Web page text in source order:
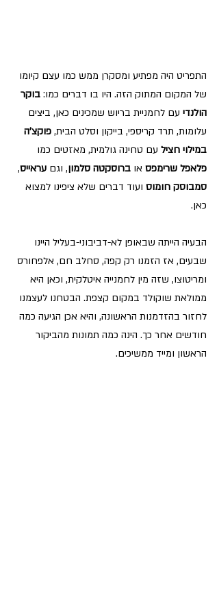
התפריט היה מפתיע ומסקרן ממש כמו עצם קיומו
של המקום המתוק הזה. היו בו דברים כמו: בוקר
הולנדי עם לחמניית בריוש שמכינים כאן, ביצים
עלומות, תרד קריספי, בייקון וסלט הבית, פוקצ'ה
במילוי חציל עם טחינה גולמית, מאזטים כמו
פלאפל שרימפס או ברוסקטה סלמון, וגם עראייס,
סמבוסק חומוס ועוד דברים שלא ציפינו למצוא
כאן.
הבעיה הייתה שבאופן לא-דביבוני-בעליל היינו
שבעים, אז הזמנו רק קפה, סחלב חם, אלפחורס
ומריטוצו, שזה מין לחמנייה איטלקית, וכאן היא
ממולאת שוקולד במקום קצפת. הבטחנו לעצמנו
לחזור בהזדמנות הראשונה, והיא אכן הגיעה כמה
חודשים אחר כך. הינה כמה תמונות מהביקור
הראשון ומייד ממשיכים.